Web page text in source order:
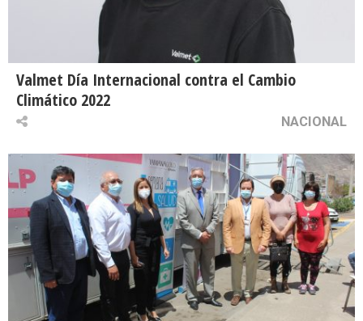
Valmet Día Internacional contra el Cambio
Climático 2022
NACIONAL